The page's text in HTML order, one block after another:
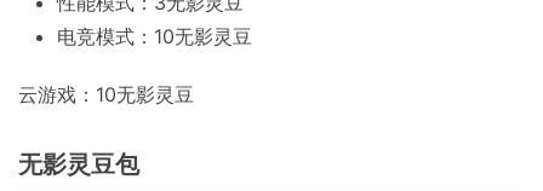
电竞模式：10无影灵豆
云游戏：10无影灵豆
无影灵豆包